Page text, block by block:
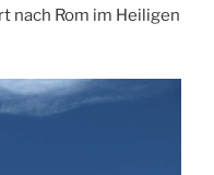
nach Rom im Heiligen